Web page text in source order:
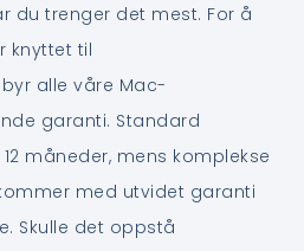
du trenger det mest. For å
knyttet til
alle våre Mac-
garanti. Standard
måneder, mens komplekse
med utvidet garanti
Skulle det oppstå